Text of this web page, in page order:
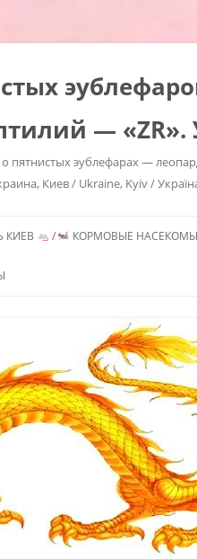
—
пятнистых эублефарах —
Киев / Ukraine, Kyiv /
КИЕВ / КОРМОВЫЕ